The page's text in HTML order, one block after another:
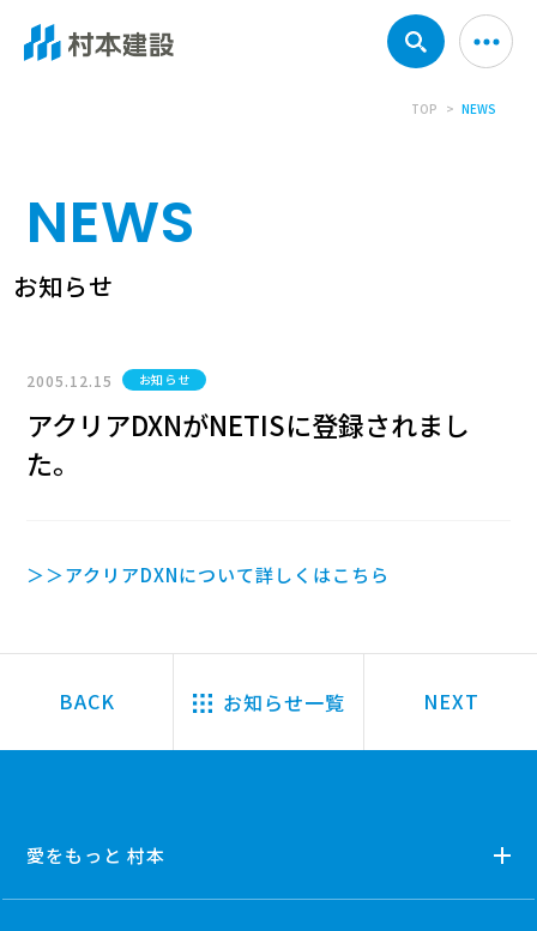
TOP NEWS
NEWS
お知らせ
2005.12.15 お知らせ
アクリアDXNがNETISに登録されまし
た。
＞＞アクリアDXNについて詳しくはこちら
お知らせ一覧
愛をもっと 村本